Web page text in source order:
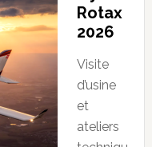
Rotax
2026
Visite
d’usine
et
ateliers